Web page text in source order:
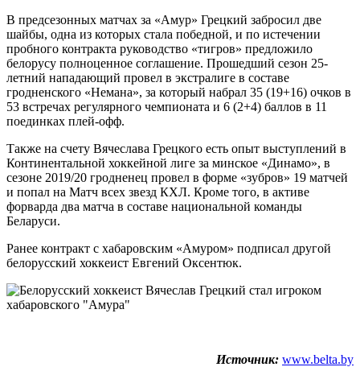
В предсезонных матчах за «Амур» Грецкий забросил две
шайбы, одна из которых стала победной, и по истечении
пробного контракта руководство «тигров» предложило
белорусу полноценное соглашение. Прошедший сезон 25-
летний нападающий провел в экстралиге в составе
гродненского «Немана», за который набрал 35 (19+16) очков в
53 встречах регулярного чемпионата и 6 (2+4) баллов в 11
поединках плей-офф.
Также на счету Вячеслава Грецкого есть опыт выступлений в
Континентальной хоккейной лиге за минское «Динамо», в
сезоне 2019/20 гродненец провел в форме «зубров» 19 матчей
и попал на Матч всех звезд КХЛ. Кроме того, в активе
форварда два матча в составе национальной команды
Беларуси.
Ранее контракт с хабаровским «Амуром» подписал другой
белорусский хоккеист Евгений Оксентюк.
Источник: www.belta.by